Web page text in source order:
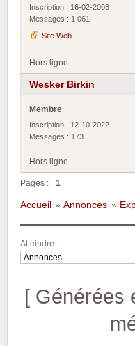
Inscription : 16-02-2008
Messages : 1 061
Site Web
Hors ligne
Wesker Birkin
Membre
Inscription : 12-10-2022
Messages : 173
Hors ligne
Pages : 1
Accueil »Annonces »
Atteindre
[ Générées